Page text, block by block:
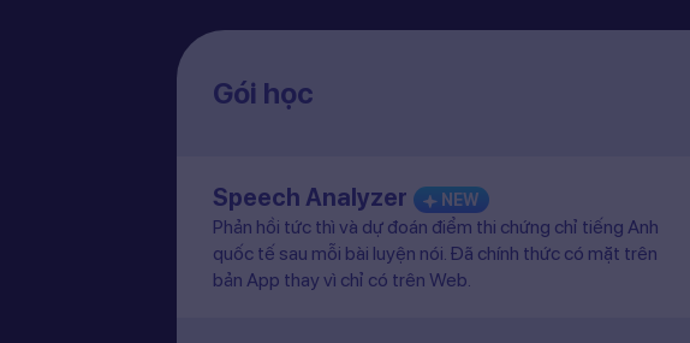
Gói học
Speech Analyzer NEW
Phản hồi tức thì và dự đoán điểm thi chứng chỉ tiếng Anh
quốc tế sau mỗi bài luyện nói. Đã chính thức có mặt trên
bản App thay vì chỉ có trên Web.